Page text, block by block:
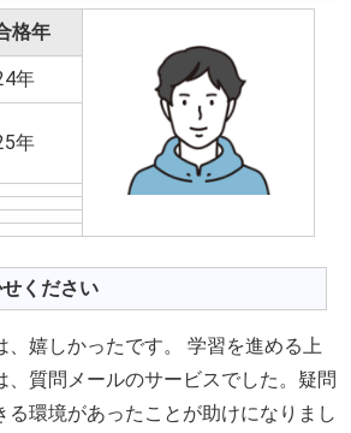
格年
年
年
ください
、嬉しかったです。 学習を進める上
、質問メールのサービスでした。疑問
る環境があったことが助けになりまし